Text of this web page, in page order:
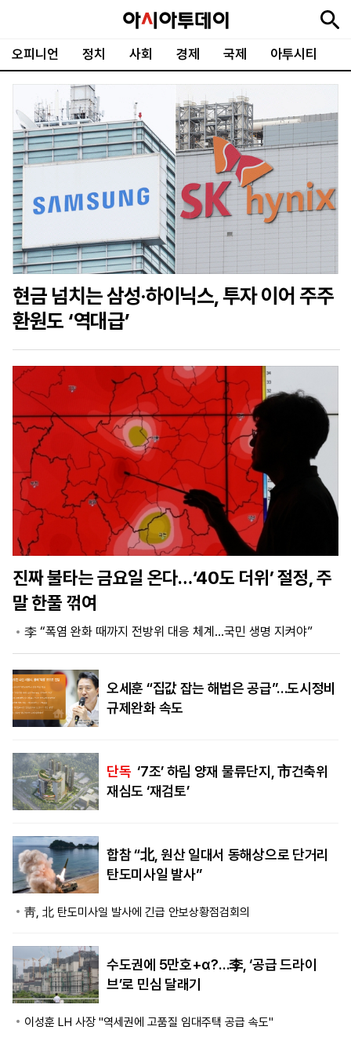
오피니언 정치 사회 경제 국제 아투시티
뉴
스
최
신
속
보
정
치
사
회
경
제
국
제
오
피
니
언
피
플
아
투
시
티
문
화
·
스
포
포
토
ENGLISH
中
文
Tiếng
Việt
지
면
기
신
문
독
후
원
기
제
보
시
회
사
개
앱
설
켓
파
워
운
세
학
동
골
프
현금 넘치는 삼성·하이닉스, 투자 이어 주주
환원도 ‘역대급’
진짜 불타는 금요일 온다…‘40도 더위’ 절정, 주
말 한풀 꺾여
李 “폭염 완화 때까지 전방위 대응 체계…국민 생명 지켜야”
오세훈 “집값 잡는 해법은 공급”…도시정비
규제완화 속도
단독 ‘7조’ 하림 양재 물류단지, 市건축위
재심도 ‘재검토’
합참 “北, 원산 일대서 동해상으로 단거리
탄도미사일 발사”
靑, 北 탄도미사일 발사에 긴급 안보상황점검회의
수도권에 5만호+α?…李, ‘공급 드라이
브’로 민심 달래기
이성훈 LH 사장 "역세권에 고품질 임대주택 공급 속도"